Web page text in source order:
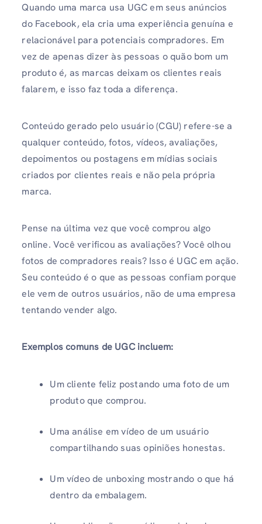
Quando uma marca usa UGC em seus anúncios
do Facebook, ela cria uma experiência genuína e
relacionável para potenciais compradores. Em
vez de apenas dizer às pessoas o quão bom um
produto é, as marcas deixam os clientes reais
falarem, e isso faz toda a diferença.
Conteúdo gerado pelo usuário (CGU) refere-se a
qualquer conteúdo, fotos, vídeos, avaliações,
depoimentos ou postagens em mídias sociais
criados por clientes reais e não pela própria
marca.
Pense na última vez que você comprou algo
online. Você verificou as avaliações? Você olhou
fotos de compradores reais? Isso é UGC em ação.
Seu conteúdo é o que as pessoas confiam porque
ele vem de outros usuários, não de uma empresa
tentando vender algo.
Exemplos comuns de UGC incluem:
Um cliente feliz postando uma foto de um
produto que comprou.
Uma análise em vídeo de um usuário
compartilhando suas opiniões honestas.
Um vídeo de unboxing mostrando o que há
dentro da embalagem.